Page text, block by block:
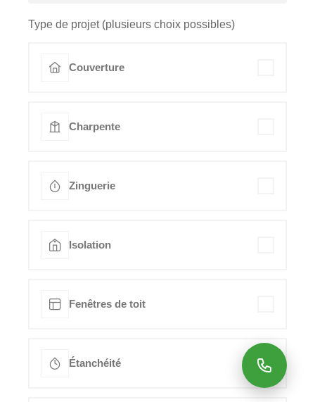
Type de projet (plusieurs choix possibles)
Couverture
Charpente
Zinguerie
Isolation
Fenêtres de toit
Étanchéité